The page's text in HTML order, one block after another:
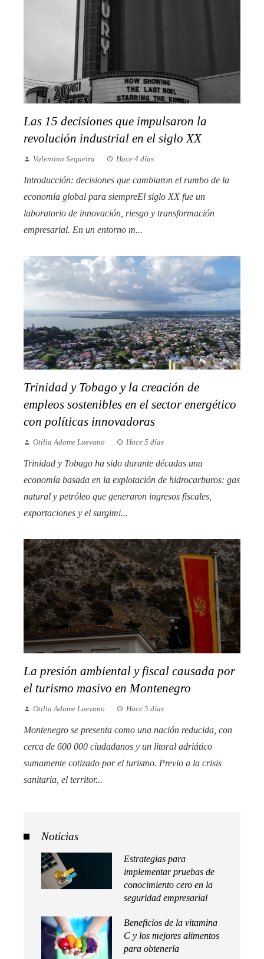
Las 15 decisiones que impulsaron la
revolución industrial en el siglo XX
Valentina Sequeira Hace 4 días
Introducción: decisiones que cambiaron el rumbo de la
economía global para siempreEl siglo XX fue un
laboratorio de innovación, riesgo y transformación
empresarial. En un entorno m...
Trinidad y Tobago y la creación de
empleos sostenibles en el sector energético
con políticas innovadoras
Otilia Adame Luevano Hace 5 días
Trinidad y Tobago ha sido durante décadas una
economía basada en la explotación de hidrocarburos: gas
natural y petróleo que generaron ingresos fiscales,
exportaciones y el surgimi...
La presión ambiental y fiscal causada por
el turismo masivo en Montenegro
Otilia Adame Luevano Hace 5 días
Montenegro se presenta como una nación reducida, con
cerca de 600 000 ciudadanos y un litoral adriático
sumamente cotizado por el turismo. Previo a la crisis
sanitaria, el territor...
Noticias
Estrategias para
implementar pruebas de
conocimiento cero en la
seguridad empresarial
Beneficios de la vitamina
C y los mejores alimentos
para obtenerla